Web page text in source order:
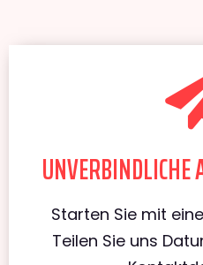
UNVERBINDLICHE
Starten Sie mit
Teilen Sie uns